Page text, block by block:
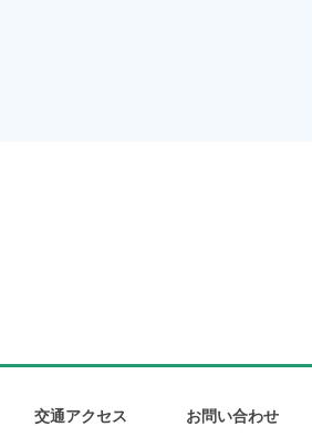
交通アクセス お問い合わせ